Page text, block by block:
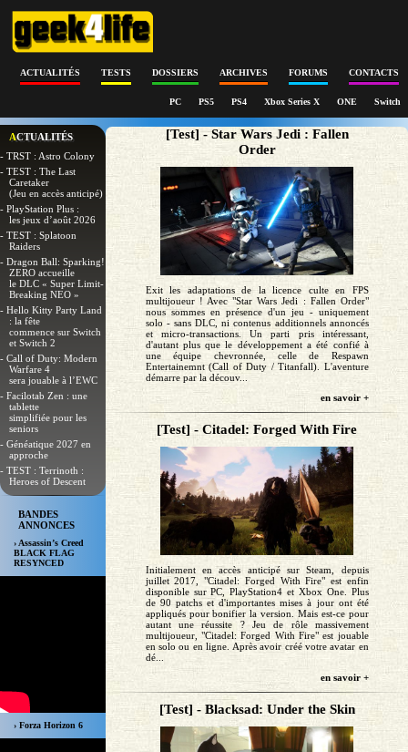
ACTUALITÉS TESTS DOSSIERS ARCHIVES FORUMS CONTACTS
PC PS5 PS4 Xbox Series X ONE Switch
ACTUALITÉS
- TRST : Astro Colony
- TEST : The Last
Caretaker
(Jeu en accès anticipé)
- PlayStation Plus :
les jeux d’août 2026
- TEST : Splatoon
Raiders
- Dragon Ball: Sparking!
ZERO accueille
le DLC « Super Limit-
Breaking NEO »
- Hello Kitty Party Land
: la fête
commence sur Switch
et Switch 2
- Call of Duty: Modern
Warfare 4
sera jouable à l’EWC
- Facilotab Zen : une
tablette
simplifiée pour les
seniors
- Généatique 2027 en
approche
- TEST : Terrinoth :
Heroes of Descent
BANDES
ANNONCES
› Assassin’s Creed
BLACK FLAG
RESYNCED
› Forza Horizon 6
[Test] - Star Wars Jedi : Fallen
Order
Exit les adaptations de la licence culte en FPS
multijoueur ! Avec "Star Wars Jedi : Fallen Order"
nous sommes en présence d'un jeu - uniquement
solo - sans DLC, ni contenus additionnels annoncés
et micro-transactions. Un parti pris intéressant,
d'autant plus que le développement a été confié à
une équipe chevronnée, celle de Respawn
Entertainemnt (Call of Duty / Titanfall). L'aventure
démarre par la découv...
en savoir +
[Test] - Citadel: Forged With Fire
Initialement en accès anticipé sur Steam, depuis
juillet 2017, "Citadel: Forged With Fire" est enfin
disponible sur PC, PlayStation4 et Xbox One. Plus
de 90 patchs et d'importantes mises à jour ont été
appliqués pour bonifier la version. Mais est-ce pour
autant une réussite ? Jeu de rôle massivement
multijoueur, "Citadel: Forged With Fire" est jouable
en solo ou en ligne. Après avoir créé votre avatar en
dé...
en savoir +
[Test] - Blacksad: Under the Skin